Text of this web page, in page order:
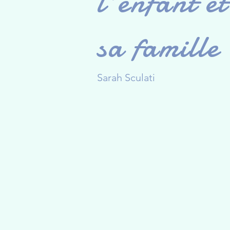
sa famille
Sarah Sculati